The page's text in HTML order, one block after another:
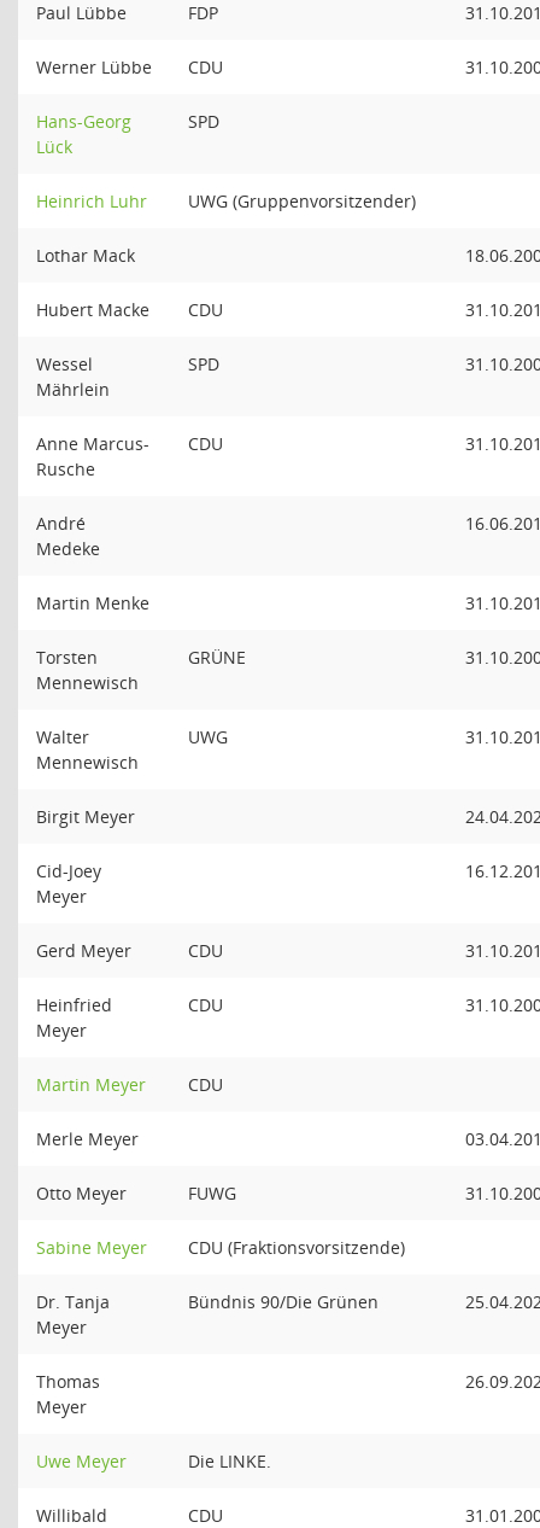
Paul Lübbe FDP
Werner Lübbe CDU
Hans-Georg
Lück
SPD
Heinrich Luhr UWG (Gruppenvorsitzender)
Lothar Mack
Hubert Macke CDU
Wessel
Mährlein
SPD
Anne Marcus-
Rusche
CDU
André
Medeke
Martin Menke
Torsten
Mennewisch
GRÜNE
Walter
Mennewisch
UWG
Birgit Meyer
Cid-Joey
Meyer
Gerd Meyer CDU
Heinfried
Meyer
CDU
Martin Meyer CDU
Merle Meyer
Otto Meyer FUWG
Sabine Meyer CDU (Fraktionsvorsitzende)
Dr. Tanja
Meyer
Bündnis 90/Die Grünen
Thomas
Meyer
Uwe Meyer Die LINKE.
Willibald
CDU